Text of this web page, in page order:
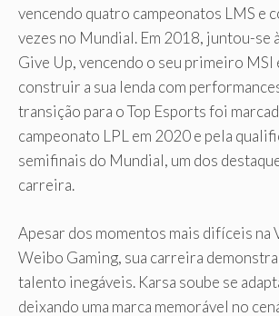
vencendo quatro campeonatos LMS e
vezes no Mundial. Em 2018, juntou-se
Give Up, vencendo o seu primeiro MSI
construir a sua lenda com
transição para o Top Esports foi
campeonato LPL em 2020 e pela
semifinais do Mundial, um dos
carreira.
Apesar dos momentos mais difíceis na
Weibo Gaming, sua carreira
talento inegáveis. Karsa soube se
deixando uma marca memorável no